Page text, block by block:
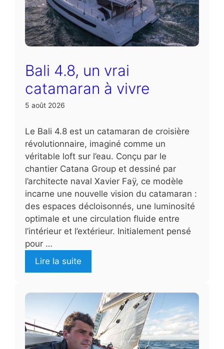
Bali 4.8, un vrai
catamaran à vivre
5 août 2026
Le Bali 4.8 est un catamaran de croisière
révolutionnaire, imaginé comme un
véritable loft sur l’eau. Conçu par le
chantier Catana Group et dessiné par
l’architecte naval Xavier Faÿ, ce modèle
incarne une nouvelle vision du catamaran :
des espaces décloisonnés, une luminosité
optimale et une circulation fluide entre
l’intérieur et l’extérieur. Initialement pensé
pour …
Lire la suite